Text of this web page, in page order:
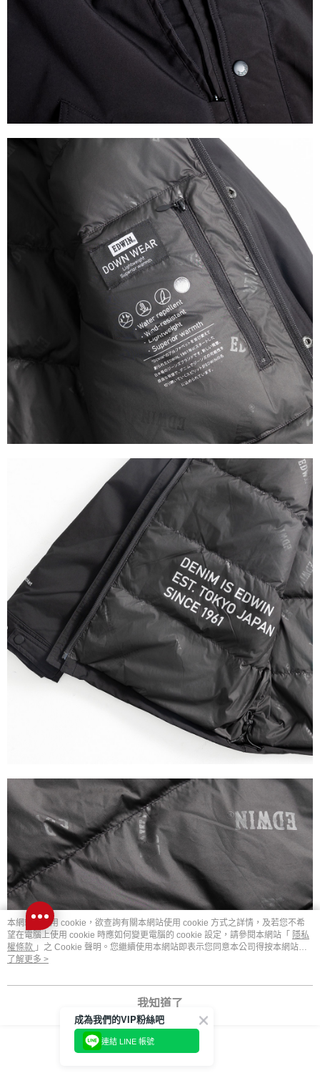
本網站中使用 cookie，欲查詢有關本網站使用 cookie 方式之詳情，及若您不希
望在電腦上使用 cookie 時應如何變更電腦的 cookie 設定，請參閱本網站「 隱私
權條款 」之 Cookie 聲明。您繼續使用本網站即表示您同意本公司得按本網站使
用條款之 Cookie 聲明使用 cookie。
了解更多 >
我知道了
成為我們的VIP粉絲吧
連結 LINE 帳號